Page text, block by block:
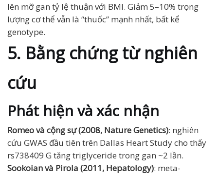
lên mỡ gan tỷ lệ thuận với BMI. Giảm 5–10% trọng
lượng cơ thể vẫn là “thuốc” mạnh nhất, bất kể
genotype.
5. Bằng chứng từ nghiên
cứu
Phát hiện và xác nhận
Romeo và cộng sự (2008, Nature Genetics): nghiên
cứu GWAS đầu tiên trên Dallas Heart Study cho thấy
rs738409 G tăng triglyceride trong gan ~2 lần.
Sookoian và Pirola (2011, Hepatology): meta-